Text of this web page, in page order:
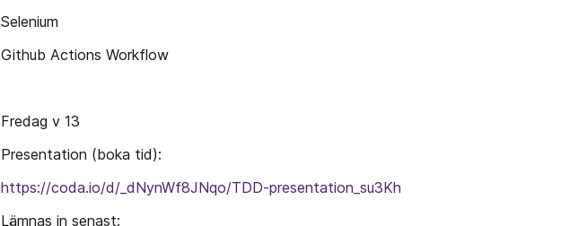
Selenium
Github Actions Workflow
Fredag v 13
Presentation (boka tid):
https://coda.io/d/_dNynWf8JNqo/TDD-presentation_su3Kh
Lämnas in senast: